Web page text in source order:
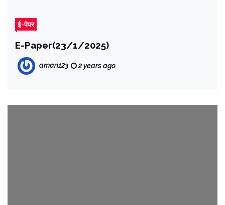
ई-पेपर
E-Paper(23/1/2025)
aman123 2 years ago